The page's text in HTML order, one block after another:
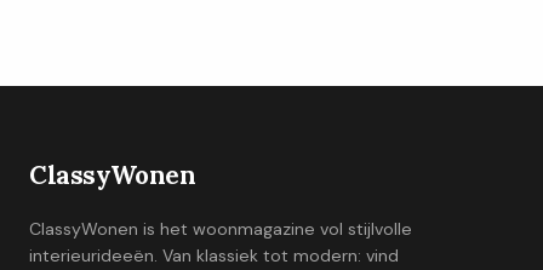
ClassyWonen
ClassyWonen is het woonmagazine vol stijlvolle
interieurideeën. Van klassiek tot modern: vind